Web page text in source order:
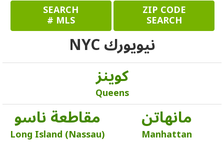
ZIP CODE
SEARCH
SEARCH
MLS #
نيويورك NYC
كوينز
Queens
مانهاتن
Manhattan
مقاطعة ناسو
Long Island (Nassau)